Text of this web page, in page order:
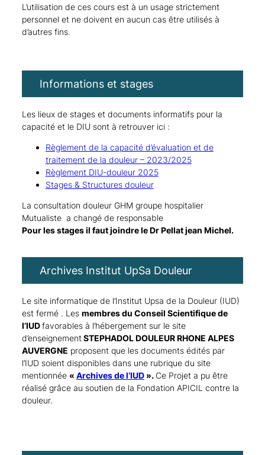
L’utilisation de ces cours est à un usage strictement
personnel et ne doivent en aucun cas être utilisés à
d’autres fins.
Informations et stages
Les lieux de stages et documents informatifs pour la
capacité et le DIU sont à retrouver ici :
Règlement de la capacité d’évaluation et de
traitement de la douleur – 2023/2025
Règlement DIU-douleur 2025
Stages & Structures douleur
La consultation douleur GHM groupe hospitalier
Mutualiste a changé de responsable
Pour les stages il faut joindre le Dr Pellat jean Michel.
Archives Institut UpSa Douleur
Le site informatique de l’Institut Upsa de la Douleur (IUD)
est fermé . Les membres du Conseil Scientifique de
l’IUDfavorables à l’hébergement sur le site
d’enseignementSTEPHADOL DOULEUR RHONE ALPES
AUVERGNE proposent que les documents édités par
l’IUD soient disponibles dans une rubrique du site
mentionnée « Archives de l‘IUD». Ce Projet a pu être
réalisé grâce au soutien de la Fondation APICIL contre la
douleur.